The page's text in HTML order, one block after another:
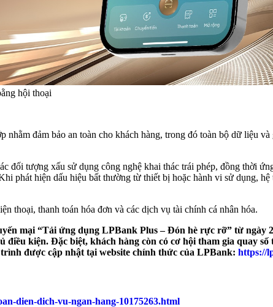
hội thoại
đảm bảo an toàn cho khách hàng, trong đó toàn bộ dữ liệu
đối tượng xấu sử dụng công nghệ khai thác trái phép, đồng thời
phát hiện dấu hiệu bất thường từ thiết bị hoặc hành vi sử dụng, hệ
thoại, thanh toán hóa đơn và các dịch vụ tài chính cá nhân hóa.
mại “Tải ứng dụng LPBank Plus – Đón hè rực rỡ” từ ngày
kiện. Đặc biệt, khách hàng còn có cơ hội tham gia quay
được cập nhật tại website chính thức của LPBank: https://
dien-dich-vu-ngan-hang-10175263.html